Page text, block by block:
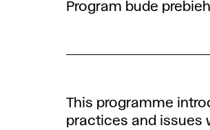
Program bude
This programme
practices and issues